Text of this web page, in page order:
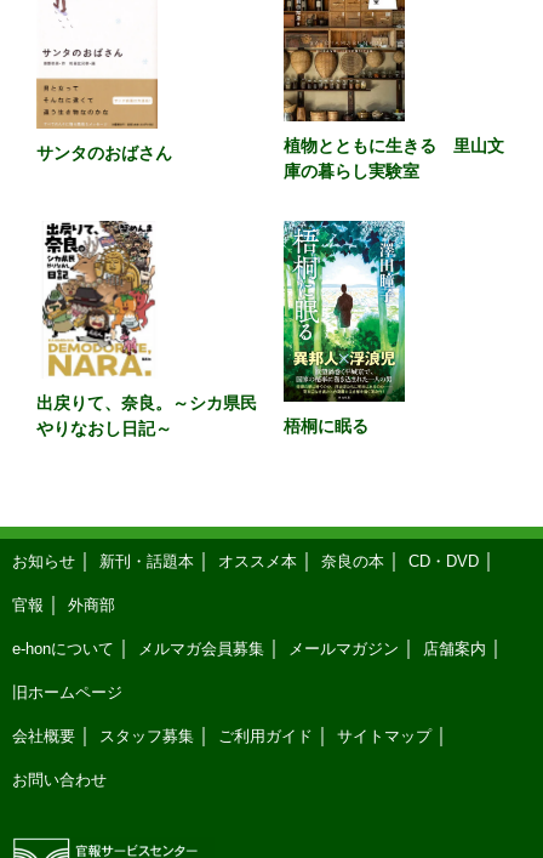
サンタのおばさん
植物とともに生きる 里山文
庫の暮らし実験室
出戻りて、奈良。～シカ県民
やりなおし日記～
梧桐に眠る
お知らせ 新刊・話題本 オススメ本 奈良の本 CD・DVD
官報 外商部
e-honについて メルマガ会員募集 メールマガジン 店舗案内
旧ホームページ
会社概要 スタッフ募集 ご利用ガイド サイトマップ
お問い合わせ